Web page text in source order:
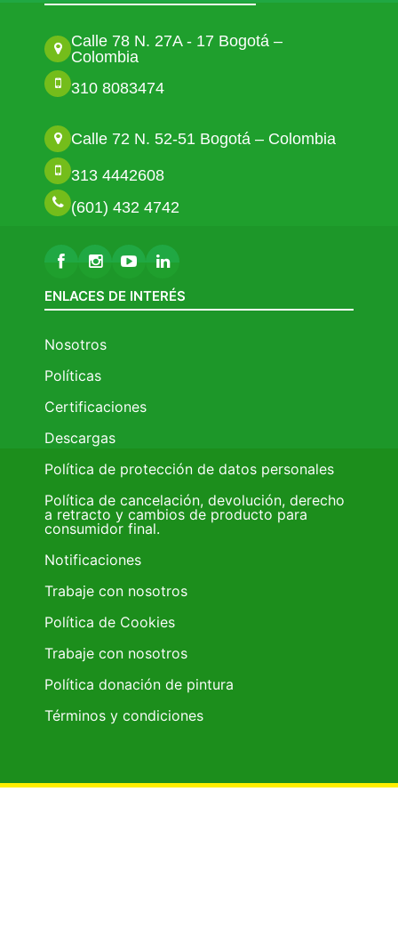
Calle 78 N. 27A - 17 Bogotá –
Colombia
310 8083474
Calle 72 N. 52-51 Bogotá – Colombia
313 4442608
(601) 432 4742
ENLACES DE INTERÉS
Nosotros
Políticas
Certificaciones
Descargas
Política de protección de datos personales
Política de cancelación, devolución, derecho
a retracto y cambios de producto para
consumidor final.
Notificaciones
Trabaje con nosotros
Política de Cookies
Trabaje con nosotros
Política donación de pintura
Términos y condiciones